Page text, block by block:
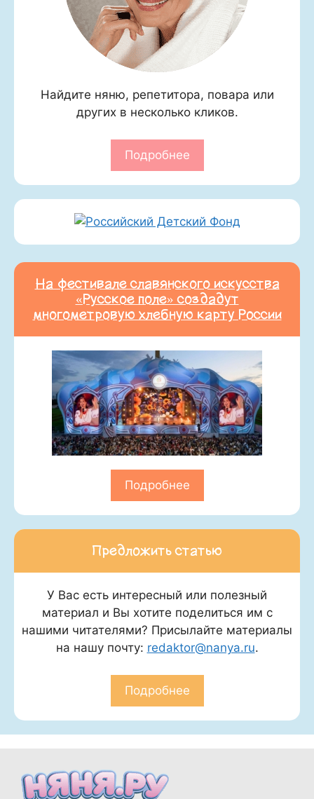
Найдите няню, репетитора, повара или
других в несколько кликов.
Подробнее
На фестивале славянского искусства
«Русское поле» создадут
многометровую хлебную карту России
Подробнее
Предложить статью
У Вас есть интересный или полезный
материал и Вы хотите поделиться им с
нашими читателями? Присылайте материалы
на нашу почту: redaktor@nanya.ru.
Подробнее